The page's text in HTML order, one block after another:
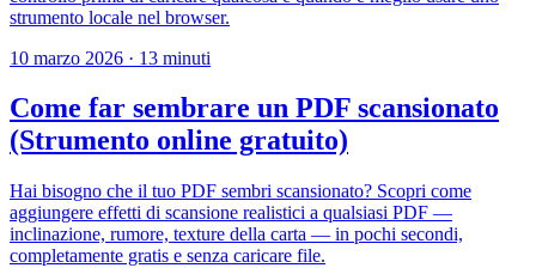
strumento locale nel browser.
10 marzo 2026 · 13 minuti
Come far sembrare un PDF scansionato
(Strumento online gratuito)
Hai bisogno che il tuo PDF sembri scansionato? Scopri come
aggiungere effetti di scansione realistici a qualsiasi PDF —
inclinazione, rumore, texture della carta — in pochi secondi,
completamente gratis e senza caricare file.